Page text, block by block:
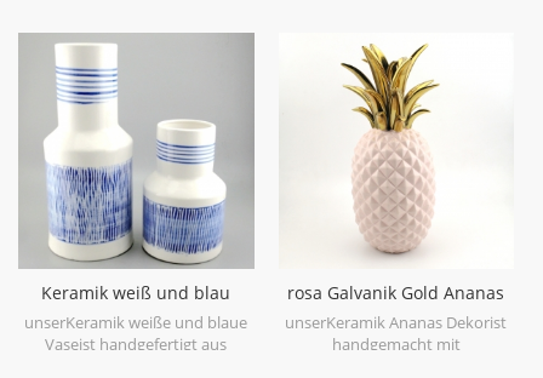
material in geometric shapes,it is
hand-crafted with three sizes
assorted,very nice fit with your
modern furniture.
ist aus Feinsteinzeug in China
gefertigt, bekommen mehr
Frühlingsstimmung versuchen
Sie dieslindgrüne Keramikvase.
Keramik weiß und blau
Tischvase Hand malen
unserKeramik weiße und blaue
Vaseist handgefertigt aus
rosa Galvanik Gold Ananas
Figur Haus Deko
unserKeramik Ananas Dekorist
handgemacht mit